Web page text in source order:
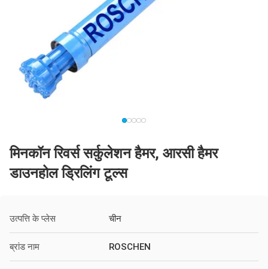
मिनकॉन रिवर्स सर्कुलेशन हैमर, आरसी हैमर
डाउनहोल ड्रिलिंग टूल्स
उत्पत्ति के प्लेस चीन
ब्रांड नाम ROSCHEN